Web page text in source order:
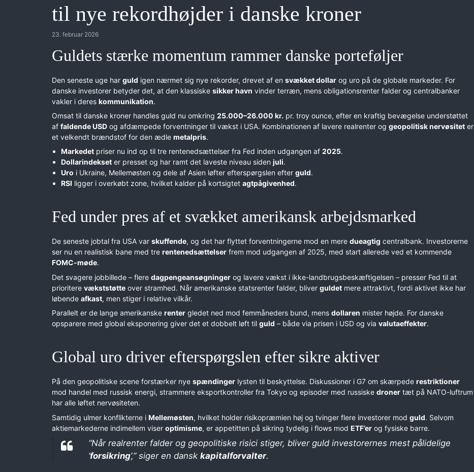
til nye rekordhøjder i danske kroner
23. februar 2026
Guldets stærke momentum rammer danske porteføljer
Den seneste uge har guld igen nærmet sig nye rekorder, drevet af en svækket dollar og uro på de globale markeder. For
danske investorer betyder det, at den klassiske sikker havn vinder terræn, mens obligationsrenter falder og centralbanker
vakler i deres kommunikation.
Omsat til danske kroner handles guld nu omkring 25.000–26.000 kr. pr. troy ounce, efter en kraftig bevægelse understøttet
af faldende USD og afdæmpede forventninger til vækst i USA. Kombinationen af lavere realrenter og geopolitisk nervøsitet er
et velkendt brændstof for den ædle metalpris.
Markedetpriser nu ind op til tre rentenedsættelser fra Fed inden udgangen af 2025.
Dollarindekseter presset og har ramt det laveste niveau siden juli.
Uro i Ukraine, Mellemøsten og dele af Asien løfter efterspørgslen efter guld.
RSI ligger i overkøbt zone, hvilket kalder på kortsigtet agtpågivenhed.
Fed under pres af et svækket amerikansk arbejdsmarked
De seneste jobtal fra USA var skuffende, og det har flyttet forventningerne mod en mere dueagtig centralbank. Investorerne
ser nu en realistisk bane med tre rentenedsættelser frem mod udgangen af 2025, med start allerede ved et kommende
FOMC-møde.
Det svagere jobbillede – flere dagpengeansøgninger og lavere vækst i ikke-landbrugsbeskæftigelsen – presser Fed til at
prioritere vækststøtte over stramhed. Når amerikanske statsrenter falder, bliver guldet mere attraktivt, fordi aktivet ikke har
løbende afkast, men stiger i relative vilkår.
Parallelt er de lange amerikanske renter gledet ned mod femmåneders bund, mens dollaren mister højde. For danske
opsparere med global eksponering giver det et dobbelt løft til guld – både via prisen i USD og via valutaeffekter.
Global uro driver efterspørgslen efter sikre aktiver
På den geopolitiske scene forstærker nye spændinger lysten til beskyttelse. Diskussioner i G7 om skærpede restriktioner
mod handel med russisk energi, strammere eksportkontroller fra Tokyo og episoder med russiske droner tæt på NATO-luftrum
har alle løftet nervøsiteten.
Samtidig ulmer konflikterne i Mellemøsten, hvilket holder risikopræmien høj og tvinger flere investorer mod guld. Selvom
aktiemarkederne indimellem viser optimisme, er appetitten på sikring tydelig i flows mod ETF’er og fysiske barre.
“Når realrenter falder og geopolitiske risici stiger, bliver guld investorernes mest pålidelige
‘forsikring’,” siger en danskkapitalforvalter.